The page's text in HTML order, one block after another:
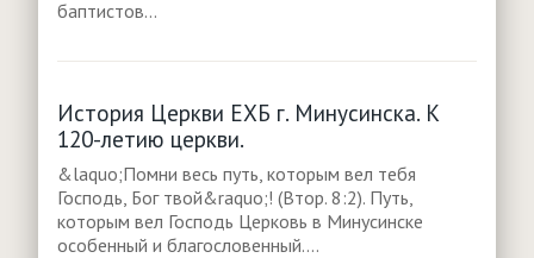
баптистов...
История Церкви ЕХБ г. Минусинска. К
120-летию церкви.
&laquo;Помни весь путь, которым вел тебя
Господь, Бог твой&raquo;! (Втор. 8:2). Путь,
которым вел Господь Церковь в Минусинске
особенный и благословенный....